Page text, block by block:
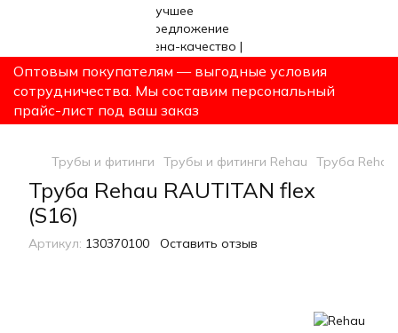
Оптовым покупателям — выгодные условия
сотрудничества. Мы составим персональный
прайс-лист под ваш заказ
Трубы и фитинги Трубы и фитинги Rehau Труба Rehau
Труба Rehau RAUTITAN flex
(S16)
Артикул: 130370100 Оставить отзыв